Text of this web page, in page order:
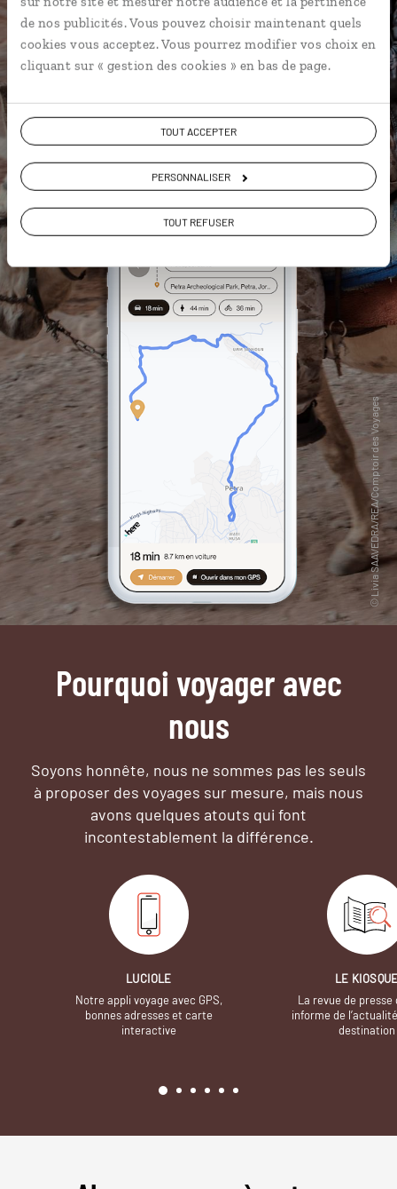
de nos publicités. Vous pouvez choisir maintenant quels
cookies vous acceptez. Vous pourrez modifier vos choix en
cliquant sur « gestion des cookies » en bas de page.
TOUT ACCEPTER
PERSONNALISER
TOUT REFUSER
Les plus beaux châteaux du désert
géolocalisés
L'album souvenirs à composer
Pourquoi voyager avec
nous
Soyons honnête, nous ne sommes pas les seuls
à proposer des voyages sur mesure, mais nous
avons quelques atouts qui font
incontestablement la différence.
LUCIOLE
Notre appli voyage avec GPS,
bonnes adresses et carte
interactive
LE
La revue de presse
informe de
destination